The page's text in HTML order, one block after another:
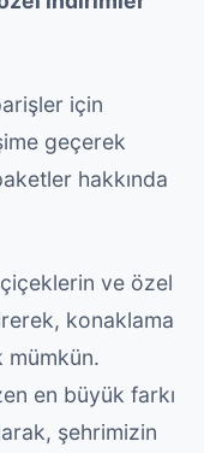
için
geçerek
hakkında
ve özel
konaklama
mümkün.
en büyük farkı
şehrimizin